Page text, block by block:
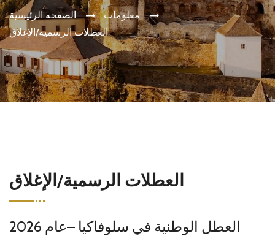
الصفحه الرئيسية
معلومات
العطلات الرسمية/الإغلاق
العطلات الرسمية/الإغلاق
العطل الوطنية في سلوفاكيا –عام 2026